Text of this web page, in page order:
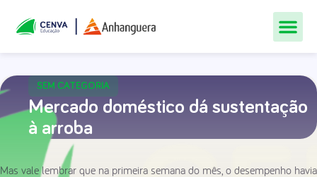
SEM CATEGORIA
Mercado doméstico dá sustentação
à arroba
Mas vale lembrar que na primeira semana do mês, o desempenho havia